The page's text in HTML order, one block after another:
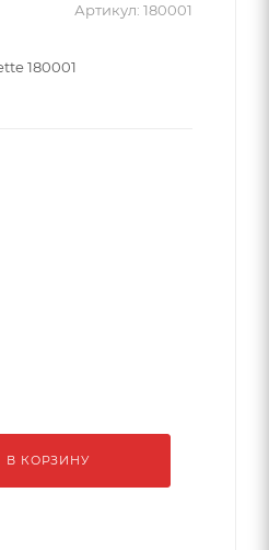
Артикул: 180001
180001
В КОРЗИНУ